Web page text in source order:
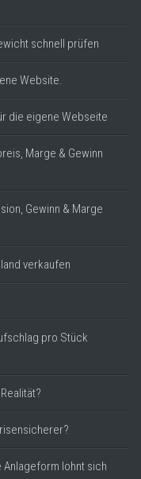
schnell prüfen
Website.
die eigene Webseite
Marge & Gewinn
Gewinn & Marge
verkaufen
pro Stück
lohnt sich